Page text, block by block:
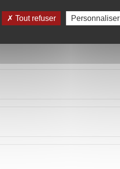
au simulateur
Tout refuser Personnaliser